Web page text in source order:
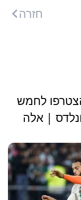
חזרה
לחמש
| אלה